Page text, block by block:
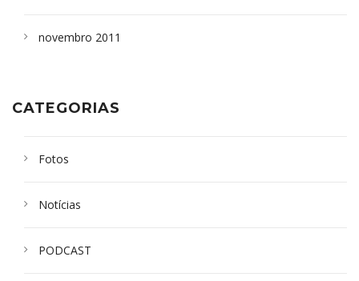
novembro 2011
CATEGORIAS
Fotos
Notícias
PODCAST